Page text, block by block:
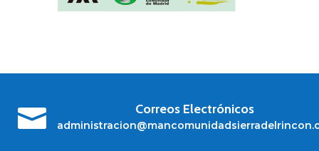
 Correos Electrónicos